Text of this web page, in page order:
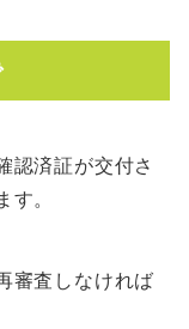
認済証が交付さ
。
審査しなければ